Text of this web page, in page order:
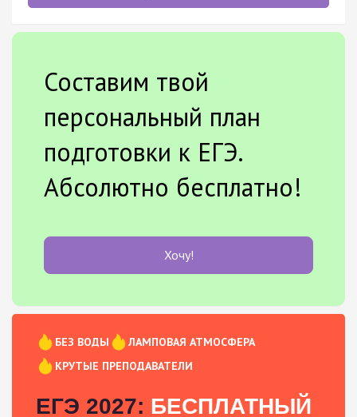
Составим твой
персональный план
подготовки к ЕГЭ.
Абсолютно бесплатно!
Хочу!
БЕЗ ВОДЫ
ЛАМПОВАЯ АТМОСФЕРА
КРУТЫЕ ПРЕПОДАВАТЕЛИ
ЕГЭ 2027: БЕСПЛАТНЫЙ